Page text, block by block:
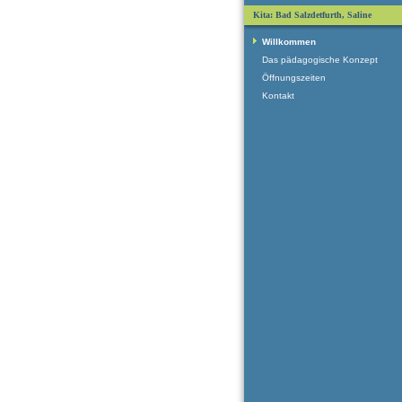
Kita: Bad Salzdetfurth, Saline
Willkommen
Das pädagogische Konzept
Öffnungszeiten
Kontakt